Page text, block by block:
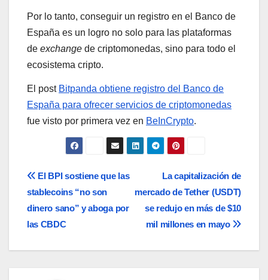
Por lo tanto, conseguir un registro en el Banco de
España es un logro no solo para las plataformas
de exchange de criptomonedas, sino para todo el
ecosistema cripto.
El post Bitpanda obtiene registro del Banco de
España para ofrecer servicios de criptomonedas
fue visto por primera vez en BeInCrypto.
Navegación
de
entradas
La capitalización de
mercado de Tether (USDT)
se redujo en más de $10
mil millones en mayo
El BPI sostiene que las
stablecoins “no son
dinero sano” y aboga por
las CBDC